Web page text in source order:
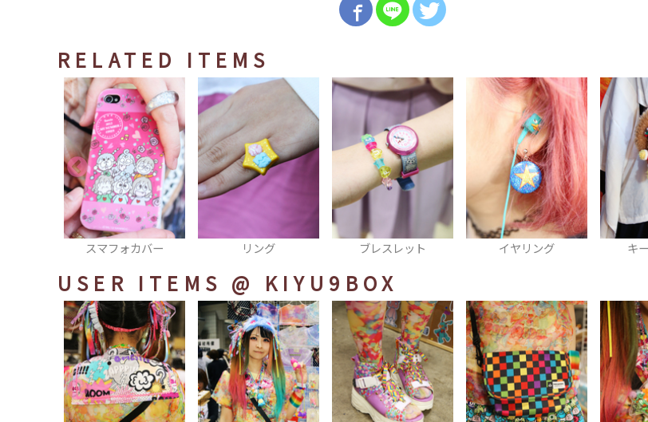
RELATED ITEMS
リング ブレスレット イヤリング キーホルダー チ
USER ITEMS @ KIYU9BOX